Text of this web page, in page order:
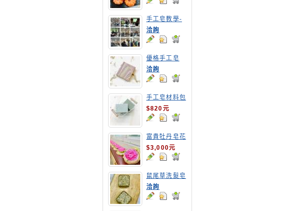
手工皂教學-
嘉南農田水利
會皂花教學
洽詢
優格手工皂
洽詢
手工皂材料包
1公斤包裝
$820元
富貴牡丹皂花
$3,000元
鼠尾草洗髮皂
洽詢